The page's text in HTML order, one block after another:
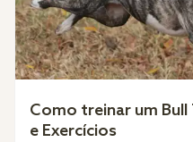
Como treinar um Bull
e Exercícios